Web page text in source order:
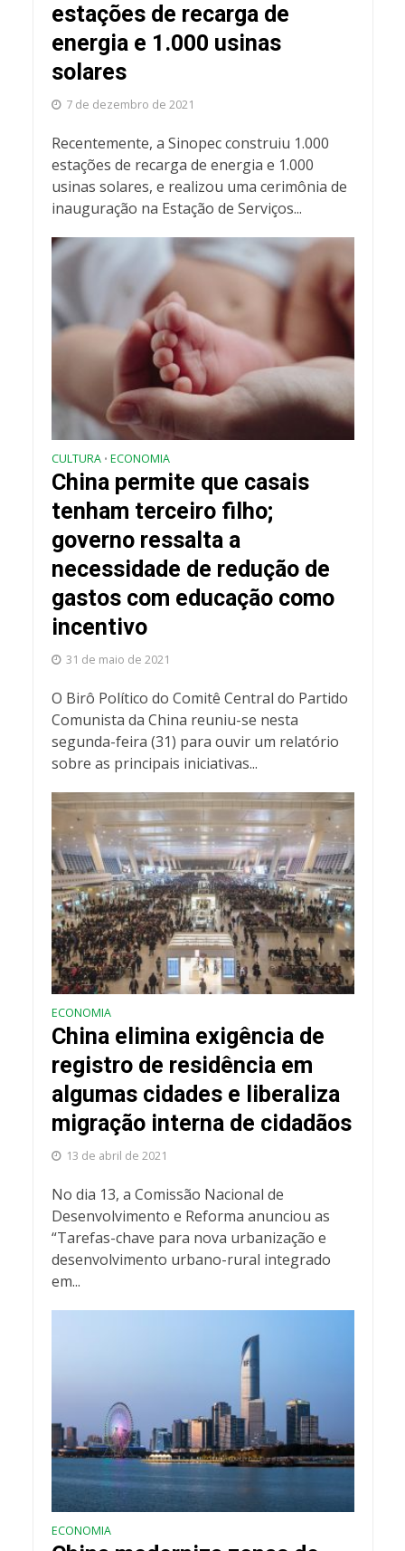
estações de recarga de
energia e 1.000 usinas
solares
7 de dezembro de 2021
Recentemente, a Sinopec construiu 1.000
estações de recarga de energia e 1.000
usinas solares, e realizou uma cerimônia de
inauguração na Estação de Serviços...
CULTURA • ECONOMIA
China permite que casais
tenham terceiro filho;
governo ressalta a
necessidade de redução de
gastos com educação como
incentivo
31 de maio de 2021
O Birô Político do Comitê Central do Partido
Comunista da China reuniu-se nesta
segunda-feira (31) para ouvir um relatório
sobre as principais iniciativas...
ECONOMIA
China elimina exigência de
registro de residência em
algumas cidades e liberaliza
migração interna de cidadãos
13 de abril de 2021
No dia 13, a Comissão Nacional de
Desenvolvimento e Reforma anunciou as
“Tarefas-chave para nova urbanização e
desenvolvimento urbano-rural integrado
em...
ECONOMIA